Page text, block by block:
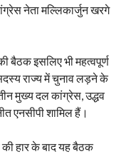
नेता मल्लिकार्जुन खरगे
बैठक इसलिए भी महत्वपूर्ण
राज्य में चुनाव लड़ने के
मुख्य दल कांग्रेस, उद्धव
एनसीपी शामिल हैं।
की हार के बाद यह बैठक